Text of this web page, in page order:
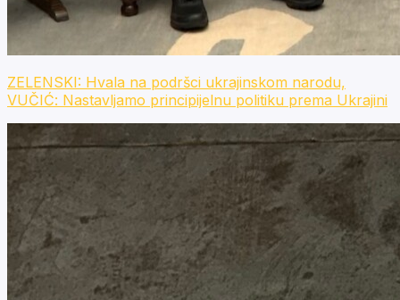
ZELENSKI: Hvala na podršci ukrajinskom narodu,
VUČIĆ: Nastavljamo principijelnu politiku prema Ukrajini